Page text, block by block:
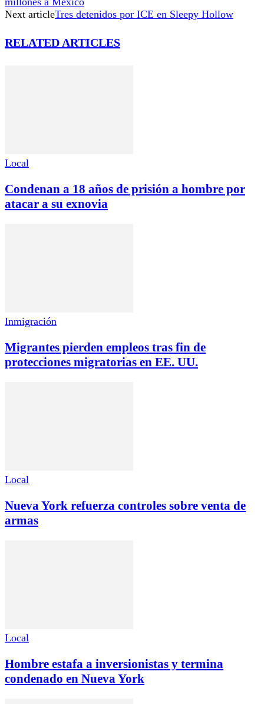
Next articleTres detenidos por ICE en Sleepy Hollow
RELATED ARTICLES
Local
Condenan a 18 años de prisión a hombre por
atacar a su exnovia
Inmigración
Migrantes pierden empleos tras fin de
protecciones migratorias en EE. UU.
Local
Nueva York refuerza controles sobre venta de
armas
Local
Hombre estafa a inversionistas y termina
condenado en Nueva York